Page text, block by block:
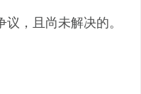
，且尚未解决的。